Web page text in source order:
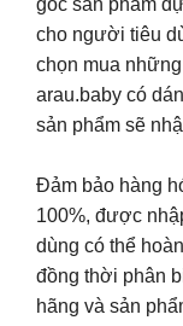
cho người tiêu
chọn mua
arau.baby có
sản phẩm sẽ
Đảm bảo hàng
100%, được
dùng có thể
đồng thời phân
hãng và sản